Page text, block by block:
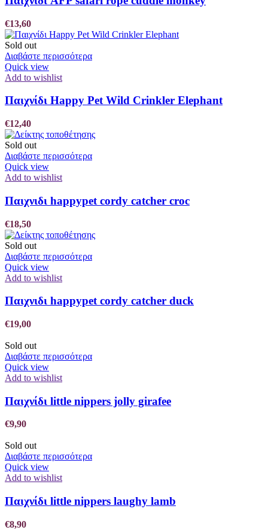
€13,60
Sold out
Διαβάστε περισσότερα
Quick view
Add to wishlist
Παιχνίδι Happy Pet Wild Crinkler Elephant
€12,40
Sold out
Διαβάστε περισσότερα
Quick view
Add to wishlist
Παιχνιδι happypet cordy catcher croc
€18,50
Sold out
Διαβάστε περισσότερα
Quick view
Add to wishlist
Παιχνιδι happypet cordy catcher duck
€19,00
Sold out
Διαβάστε περισσότερα
Quick view
Add to wishlist
Παιχνίδι little nippers jolly girafee
€9,90
Sold out
Διαβάστε περισσότερα
Quick view
Add to wishlist
Παιχνίδι little nippers laughy lamb
€8,90